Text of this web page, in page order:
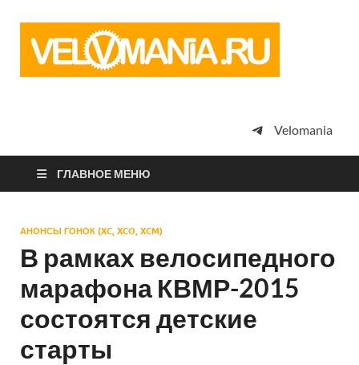
просто
Velomania
ГЛАВНОЕ МЕНЮ
АНОНСЫ ГОНОК (XC, XCO, XCM)
В рамках велосипедного
марафона КВМР-2015
состоятся детские
старты